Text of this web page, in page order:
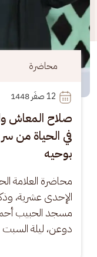
محاضرة
12 صفَر 1448
صلاح المعاش
في الحياة من
بوحيه
محاضرة العلامة
الإحدى عشرية،
مسجد الحبيب
دوعن، ليلة السبت 11 صفر الخير 1448هـ